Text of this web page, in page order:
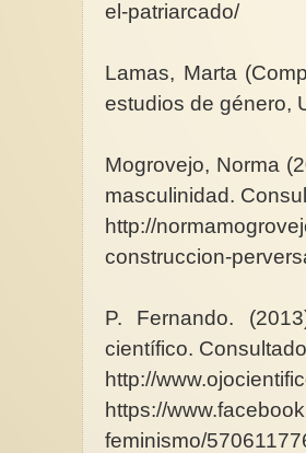
el-patriarcado/
Lamas, Marta
estudios de género,
Mogrovejo, Norma
masculinidad.
http://
construccion-
P. Fernando.
científico.
http://
https://
feminismo/